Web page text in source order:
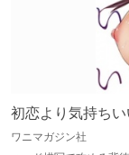
初恋より気持ちい
ワニマガジン社